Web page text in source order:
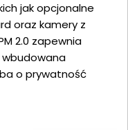
jak opcjonalne
oraz kamery z
2.0 zapewnia
o prywatność